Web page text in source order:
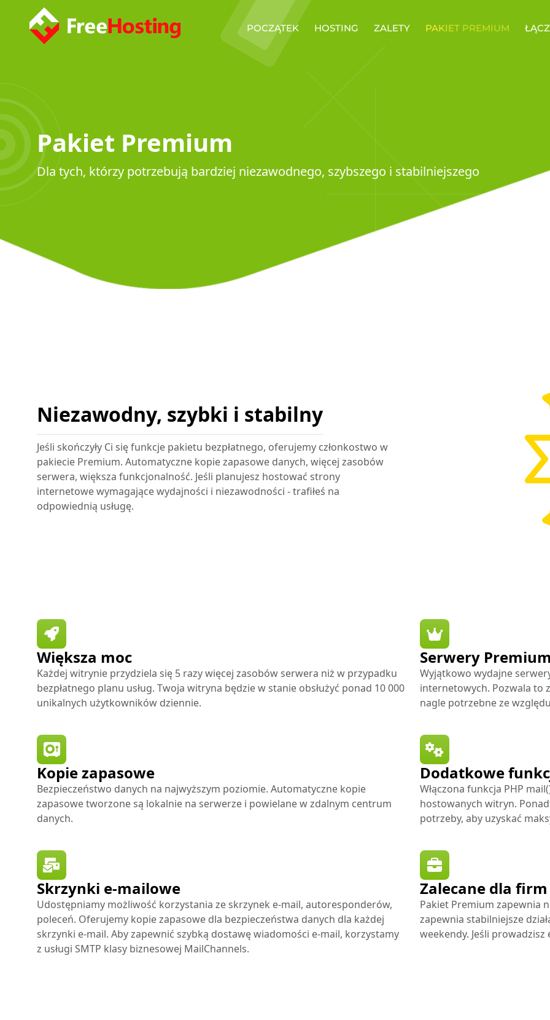
POCZĄTEK HOSTING ZALETY PAKIET PREMIUM
Pakiet Premium
Dla tych, którzy potrzebują bardziej niezawodnego, szybszego i stabilniejszego
Niezawodny, szybki i stabilny
Jeśli skończyły Ci się funkcje pakietu bezpłatnego, oferujemy członkostwo w
pakiecie Premium. Automatyczne kopie zapasowe danych, więcej zasobów
serwera, większa funkcjonalność. Jeśli planujesz hostować strony
internetowe wymagające wydajności i niezawodności - trafiłeś na
odpowiednią usługę.
Większa moc
Każdej witrynie przydziela się 5 razy więcej zasobów serwera niż w przypadku
bezpłatnego planu usług. Twoja witryna będzie w stanie obsłużyć ponad 10 000
unikalnych użytkowników dziennie.
Serwery
Wyjątkowo wydajne
internetowych. Pozwala to
nagle potrzebne ze
Kopie zapasowe
Bezpieczeństwo danych na najwyższym poziomie. Automatyczne kopie
zapasowe tworzone są lokalnie na serwerze i powielane w zdalnym centrum
danych.
Dodatkowe
Włączona funkcja PHP
hostowanych witryn.
potrzeby, aby uzyskać
Skrzynki e-mailowe
Udostępniamy możliwość korzystania ze skrzynek e-mail, autoresponderów,
poleceń. Oferujemy kopie zapasowe dla bezpieczeństwa danych dla każdej
skrzynki e-mail. Aby zapewnić szybką dostawę wiadomości e-mail, korzystamy
z usługi SMTP klasy biznesowej MailChannels.
Zalecane dla firm
Pakiet Premium zapewnia
zapewnia stabilniejsze
weekendy. Jeśli